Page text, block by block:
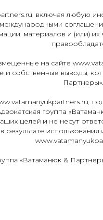
включая любую
материалов и (или) их
на сайте
собственные выводы,
Партнеры».
группа
целей и не несут
«Ватаманюк &